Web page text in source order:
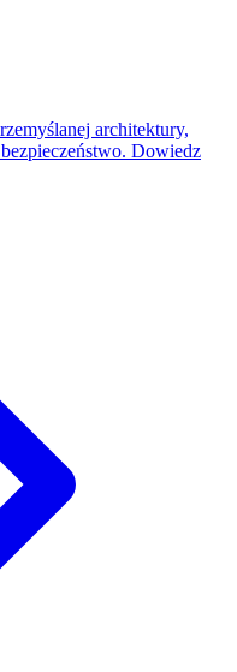
architektury,
Dowiedz